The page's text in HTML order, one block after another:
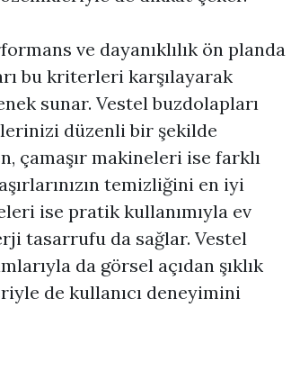
ve dayanıklılık ön planda
bu kriterleri karşılayarak
sunar. Vestel buzdolapları
düzenli bir şekilde
çamaşır makineleri ise farklı
temizliğini en iyi
ise pratik kullanımıyla ev
tasarrufu da sağlar. Vestel
da görsel açıdan şıklık
de kullanıcı deneyimini